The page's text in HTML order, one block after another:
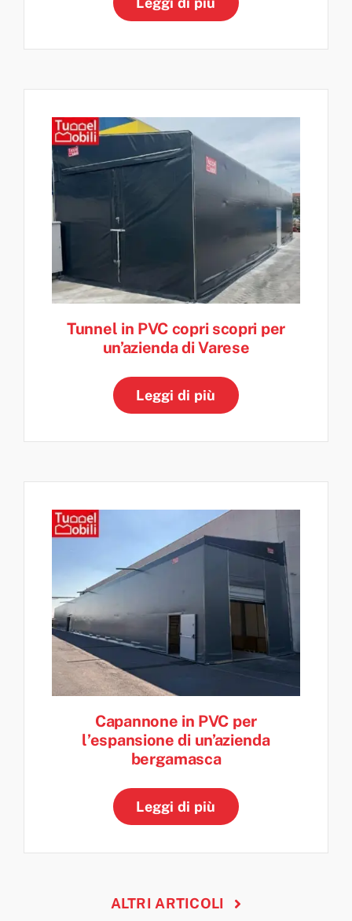
Tunnel in PVC copri scopri per
un’azienda di Varese
Leggi di più
Capannone in PVC per
l’espansione di un’azienda
bergamasca
Leggi di più
ALTRI ARTICOLI